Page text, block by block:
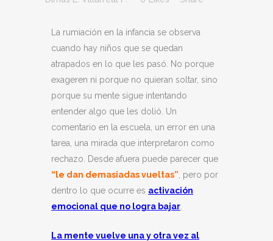
La rumiación en la infancia se observa
cuando hay niños que se quedan
atrapados en lo que les pasó. No porque
exageren ni porque no quieran soltar, sino
porque su mente sigue intentando
entender algo que les dolió. Un
comentario en la escuela, un error en una
tarea, una mirada que interpretaron como
rechazo. Desde afuera puede parecer que
“le dan demasiadas vueltas” , pero por
dentro lo que ocurre es activación
emocional que no logra bajar
La mente vuelve una y otra vez al